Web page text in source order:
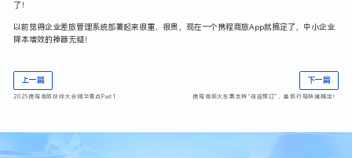
了！
以前觉得企业差旅管理系统部署起来很重、很贵，现在一个携程商旅App就搞定了，中小企业
降本增效的神器无疑！
上一篇
2025携程商旅伙伴大会精华看点Part1
下一篇
携程商旅火车票支持“往返预订”，差旅行程快速搞定！